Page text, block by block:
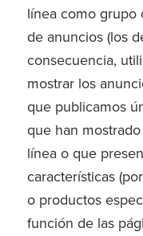
línea como grupo
de anuncios (los
consecuencia,
mostrar los
que publicamos
que han
línea o que
características
o productos
función de las